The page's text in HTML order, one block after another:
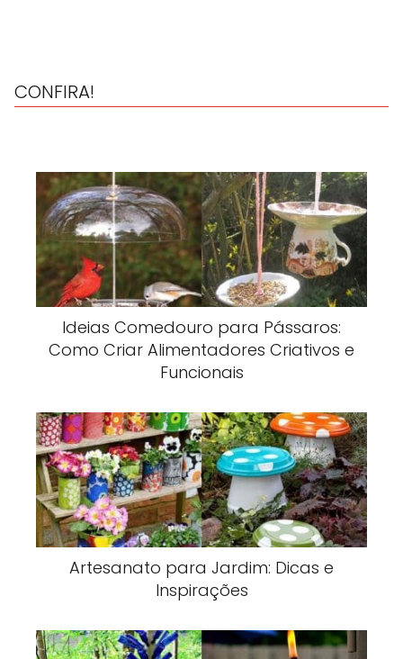
CONFIRA!
Ideias Comedouro para Pássaros:
Como Criar Alimentadores Criativos e
Funcionais
Artesanato para Jardim: Dicas e
Inspirações